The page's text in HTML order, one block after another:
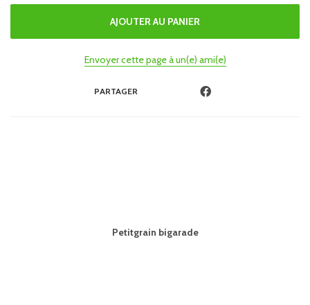
Envoyer cette page à un(e) ami(e)
PARTAGER
Petitgrain bigarade